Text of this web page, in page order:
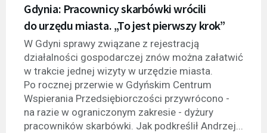
Gdynia: Pracownicy skarbówki wrócili
do urzędu miasta. „To jest pierwszy krok”
W Gdyni sprawy związane z rejestracją
działalności gospodarczej znów można załatwić
w trakcie jednej wizyty w urzędzie miasta.
Po rocznej przerwie w Gdyńskim Centrum
Wspierania Przedsiębiorczości przywrócono -
na razie w ograniczonym zakresie - dyżury
pracowników skarbówki. Jak podkreślił Andrzej...